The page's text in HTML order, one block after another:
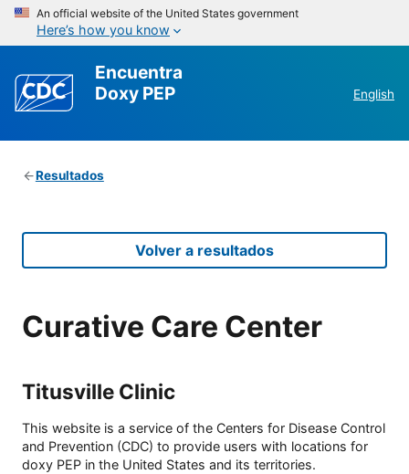
An official website of the United States government
Here’s how you know
Encuentra
Doxy PEP
English
Resultados
Volver a resultados
Curative Care Center
Titusville Clinic
This website is a service of the Centers for Disease Control
and Prevention (CDC) to provide users with locations for
doxy PEP in the United States and its territories.